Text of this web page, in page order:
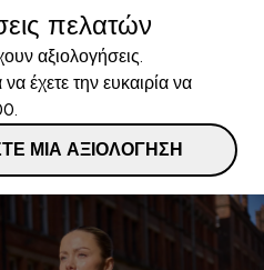
πελατών
αξιολογήσεις.
έχετε την ευκαιρία να
ΜΙΑ ΑΞΙΟΛΌΓΗΣΗ